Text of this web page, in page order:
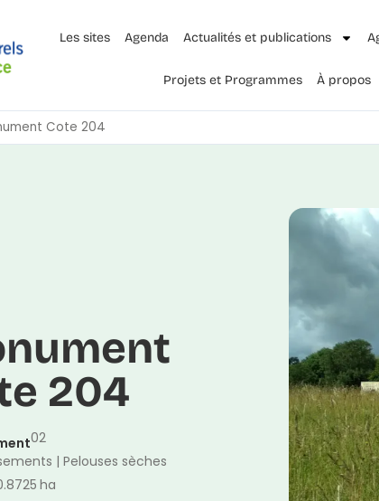
Les sites Agenda Actualités et publications
Projets et Programmes À propos
Cote 204
204
02
| Pelouses sèches
ha